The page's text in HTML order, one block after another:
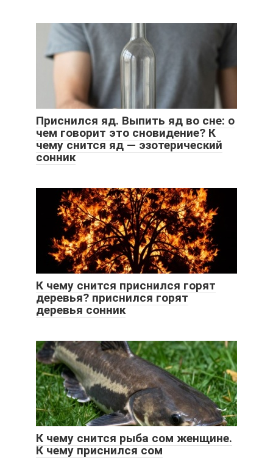
Приснился яд. Выпить яд во сне: о
чем говорит это сновидение? К
чему снится яд — эзотерический
сонник
К чему снится приснился горят
деревья? приснился горят
деревья сонник
К чему снится рыба сом женщине.
К чему приснился сом